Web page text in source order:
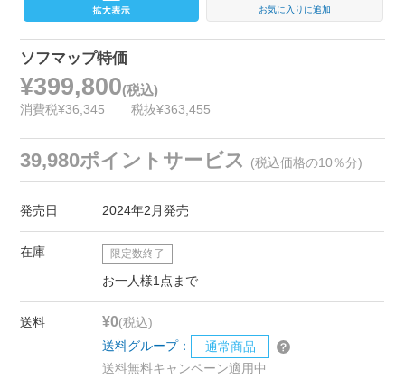
お気に入りに追加
ソフマップ特価
¥399,800(税込)
消費税¥36,345 税抜¥363,455
39,980ポイントサービス (税込価格の10％分)
発売日 2024年2月発売
在庫 限定数終了
お一人様1点まで
送料 ¥0(税込)
送料グループ：
通常商品
送料無料キャンペーン適用中